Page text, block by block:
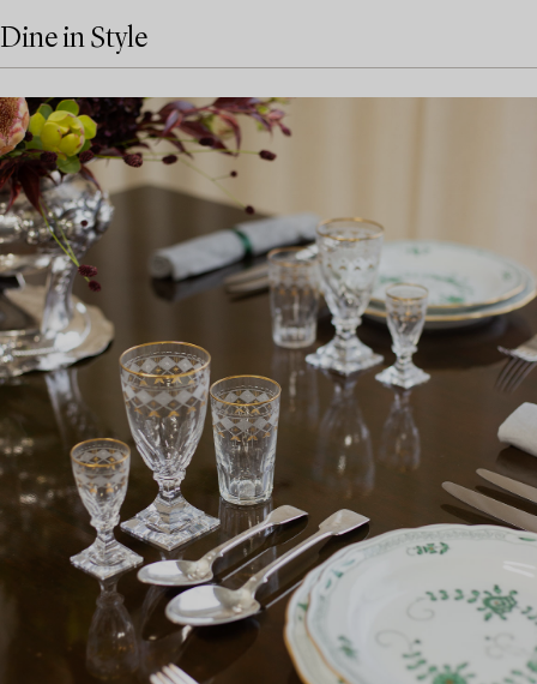
Dine in Style